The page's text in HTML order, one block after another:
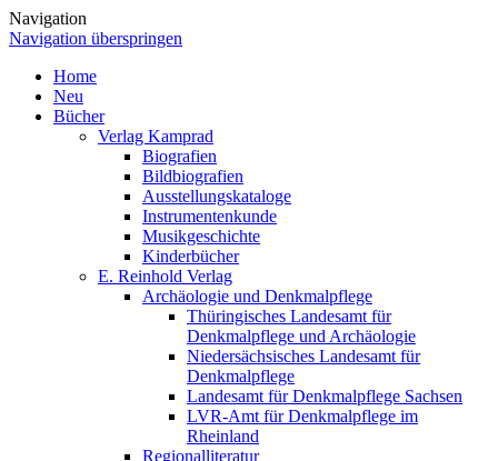
Navigation
Navigation überspringen
Home
Neu
Bücher
Verlag Kamprad
Biografien
Bildbiografien
Ausstellungskataloge
Instrumentenkunde
Musikgeschichte
Kinderbücher
E. Reinhold Verlag
Archäologie und Denkmalpflege
Thüringisches Landesamt für
Denkmalpflege und Archäologie
Niedersächsisches Landesamt für
Denkmalpflege
Landesamt für Denkmalpflege Sachsen
LVR-Amt für Denkmalpflege im
Rheinland
Regionalliteratur